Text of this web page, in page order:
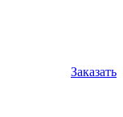
Заказать